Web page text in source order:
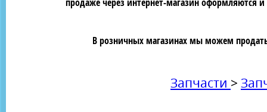
В розничных магазинах мы можем
Запчасти >